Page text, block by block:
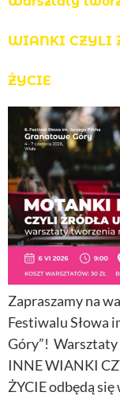
WIANKI CZYLI
ŻYCIE
Zapraszamy na
Festiwalu Słowa
Góry”!
INNE WIANKI
ŻYCIE odbędą